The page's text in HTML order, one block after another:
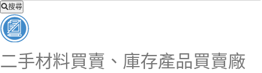
搜尋
二手材料買賣、庫存產品買賣廠